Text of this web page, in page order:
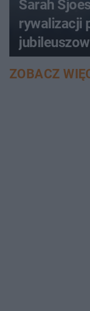
Sarah
rywalizacji
ZOBACZ